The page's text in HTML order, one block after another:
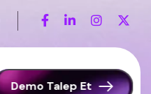
Demo Talep Et